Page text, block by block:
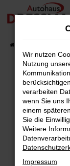
Zum
Hauptinhalt
Fehler:
Beim Laden
Hier sind ein
Laden
Wir nutzen
Nutzung
verarbeiten
wenn Sie uns
einem
Sie die
Weitere
Impressum